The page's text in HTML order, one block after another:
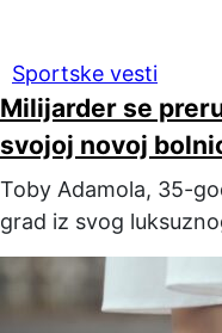
Sportske vesti
Milijarder se
svojoj novoj
Toby Adamola, 35-
grad iz svog